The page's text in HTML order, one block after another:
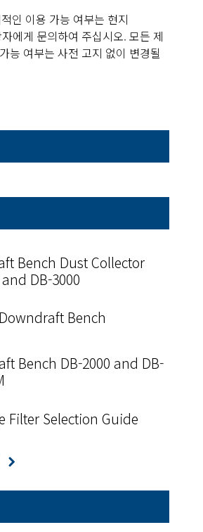
인 이용 가능 여부는 현지
에게 문의하여 주십시오. 모든 제
능 여부는 사전 고지 없이 변경될
Bench Dust Collector
DB-3000
Bench
Bench DB-2000 and DB-
Filter Selection Guide